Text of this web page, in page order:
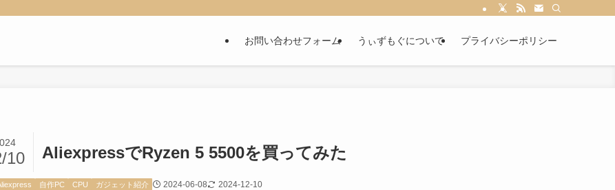
お問い合わせフォーム うぃずもぐについて プライバシーポリシー
AliexpressでRyzen 5 5500を買ってみた
10
自作PC CPU ガジェット紹介 2024-06-08 2024-12-10